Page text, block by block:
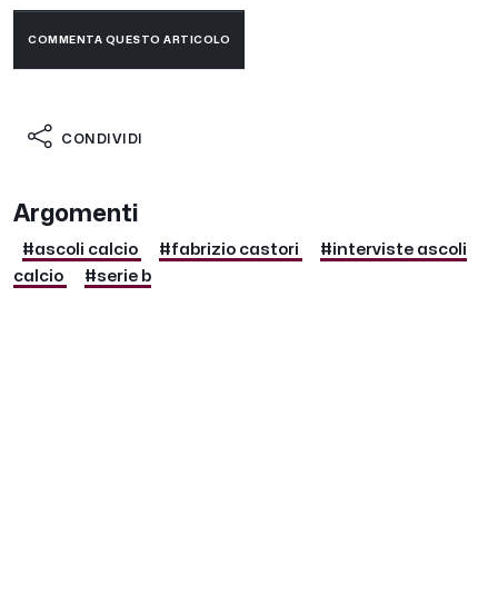
COMMENTA QUESTO ARTICOLO
CONDIVIDI
Argomenti
#ascoli calcio #fabrizio castori
#interviste ascoli
calcio
#serie b